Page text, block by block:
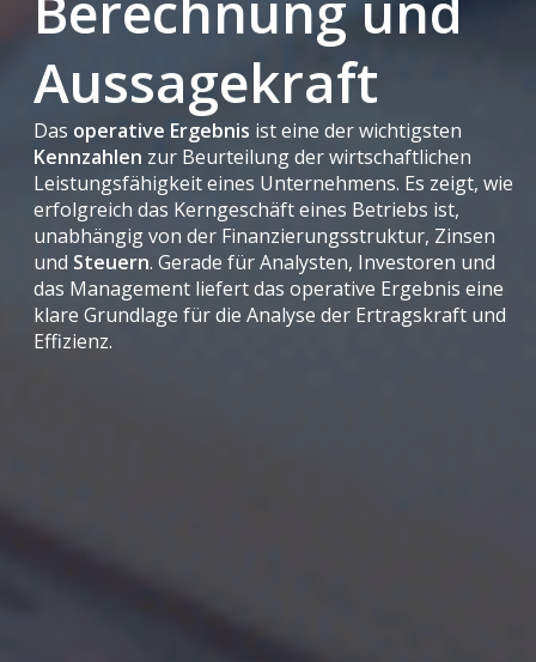
Aussagekraft
Das operative Ergebnis ist eine der wichtigsten
Kennzahlen zur Beurteilung der wirtschaftlichen
Leistungsfähigkeit eines Unternehmens. Es zeigt, wie
erfolgreich das Kerngeschäft eines Betriebs ist,
unabhängig von der Finanzierungsstruktur, Zinsen
und Steuern. Gerade für Analysten, Investoren und
das Management liefert das operative Ergebnis eine
klare Grundlage für die Analyse der Ertragskraft und
Effizienz.